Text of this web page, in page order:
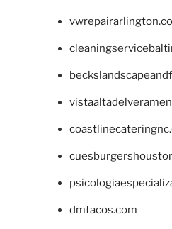
dmtacos.com